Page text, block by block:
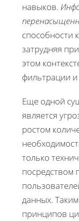
навыков.
способности
затрудняя
этом
фильтрации
Еще одной
является
ростом
только
посредством
данных.
принципов